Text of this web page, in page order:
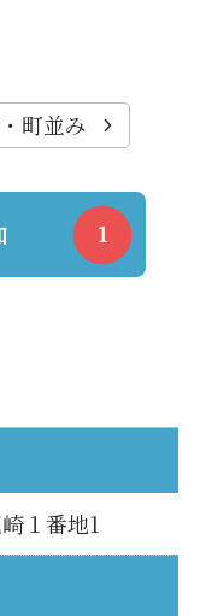
町並み
１番地1